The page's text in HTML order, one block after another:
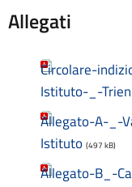
FAQ e VideoTutorial
feedback
Home
Incarichi
Incarichi conferiti e
Inclusione e BES
Indicatore di
Informazioni
Allegati
Circolare-
Istituto-_-
Allegato-A-_-
Istituto (497 kB)
Allegato-B_-